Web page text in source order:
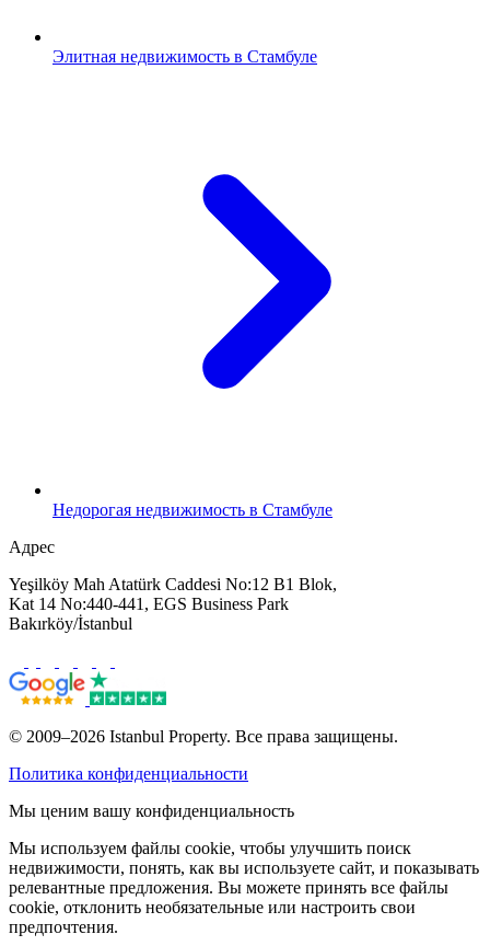
Элитная недвижимость в Стамбуле
Недорогая недвижимость в Стамбуле
Адрес
Yeşilköy Mah Atatürk Caddesi No:12 B1 Blok,
Kat 14 No:440-441, EGS Business Park
Bakırköy/İstanbul
© 2009–2026 Istanbul Property. Все права защищены.
Политика конфиденциальности
Мы ценим вашу конфиденциальность
Мы используем файлы cookie, чтобы улучшить поиск
недвижимости, понять, как вы используете сайт, и показывать
релевантные предложения. Вы можете принять все файлы
cookie, отклонить необязательные или настроить свои
предпочтения.